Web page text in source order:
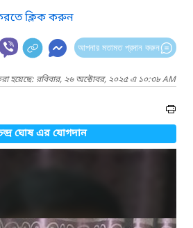
ক্লিক করুন
আপনার মতামত প্রদান করুন
হয়েছে: রবিবার, ২৬ অক্টোবর, ২০২৫ এ ১০:৩৮ AM
ঘোষ এর যোগদান